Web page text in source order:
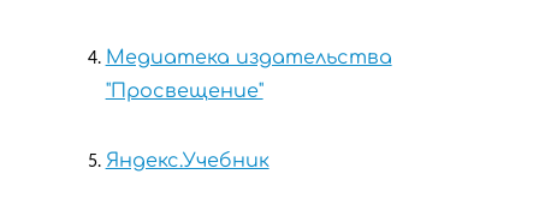
Медиатека издательства
"Просвещение"
Яндекс.Учебник